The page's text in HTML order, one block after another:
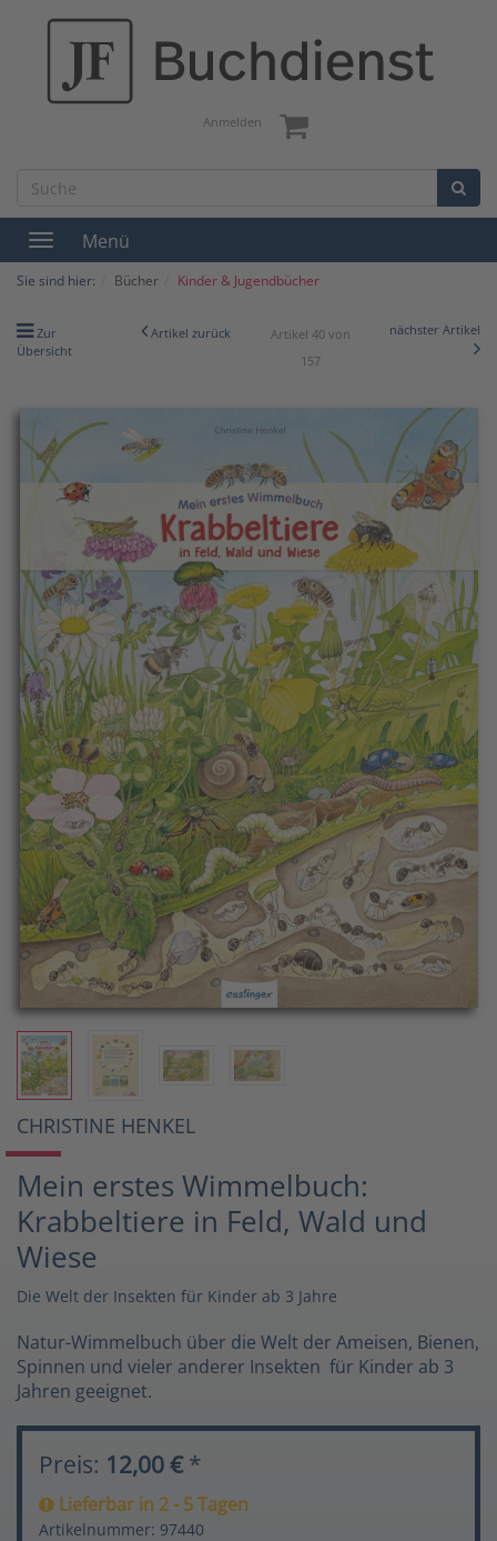
Anmelden
Toggle
navigation
Menü
Sie sind hier: Bücher Kinder & Jugendbücher
Zur
Übersicht
Artikel zurück
Artikel 40 von
157
nächster Artikel
CHRISTINE HENKEL
Mein erstes Wimmelbuch:
Krabbeltiere in Feld, Wald und
Wiese
Die Welt der Insekten für Kinder ab 3 Jahre
Natur-Wimmelbuch über die Welt der Ameisen, Bienen,
Spinnen und vieler anderer Insekten  für Kinder ab 3
Jahren geeignet.
Preis: 12,00 € *
Lieferbar in 2 - 5 Tagen
Artikelnummer: 97440